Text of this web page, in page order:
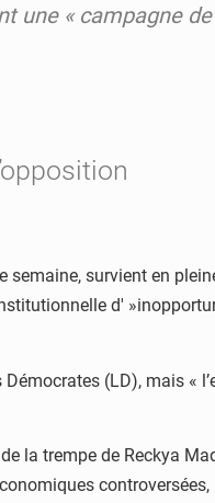
une « campagne
survient en
d'
(LD), mais «
la trempe de Reckya
controversées,